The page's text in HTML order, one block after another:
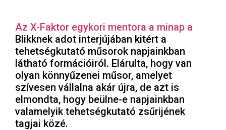
Az X-Faktor egykori mentora a minap a
Blikknek adot interjújában kitért a
tehetségkutató műsorok napjainkban
látható formációiról. Elárulta, hogy van
olyan könnyűzenei műsor, amelyet
szívesen vállalna akár újra, de azt is
elmondta, hogy beülne-e napjainkban
valamelyik tehetségkutató zsűrijének
tagjai közé.